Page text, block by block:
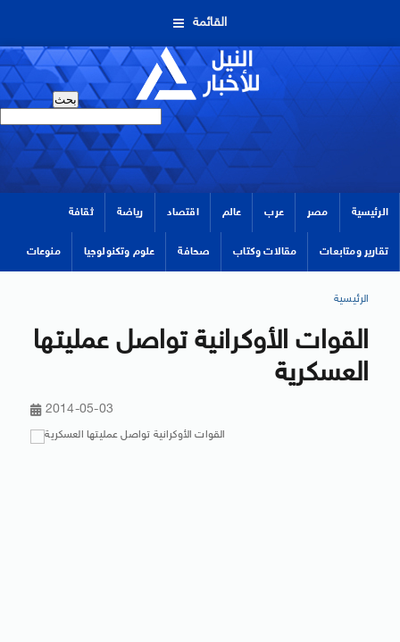
القائمة
الرئيسية مصر عرب عالم اقتصاد رياضة ثقافة
تقارير ومتابعات مقالات وكتاب صحافة علوم وتكنولوجيا منوعات
الرئيسية
القوات الأوكرانية تواصل عمليتها
العسكرية
2014-05-03